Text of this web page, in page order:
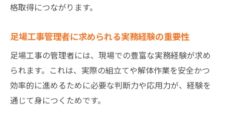
足場工事の現場経験証明に必要な書類一覧
成法
足場工事管理者の現場経験年数の伝え方
足場工事関連の書類準備で注意すべき点
足場工事の経験証明でよくある疑問と解決
格取得につながります。
足場工事管理者に求められる実務経験の重要性
足場工事の管理者には、現場での豊富な実務経験が求め
られます。これは、実際の組立てや解体作業を安全かつ
効率的に進めるために必要な判断力や応用力が、経験を
通じて身につくためです。